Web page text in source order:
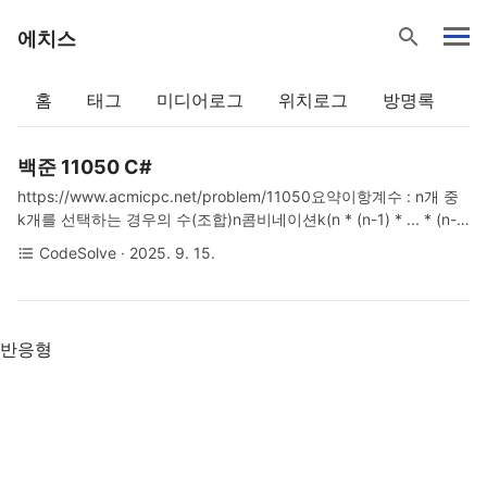
에치스 search
홈 태그 미디어로그 위치로그 방명록
백준 11050 C#
https://www.acmicpc.net/problem/11050요약이항계수 : n개 중
k개를 선택하는 경우의 수(조합)n콤비네이션k(n * (n-1) * ... * (n-
각 항을 모두 곱하고분모 각 항을 모두 나누어 결과 도출결과틀린
Console.ReadLine().Split(); // 한 줄 입력? ..
format_list_bulleted CodeSolve · 2025. 9. 15.
반응형